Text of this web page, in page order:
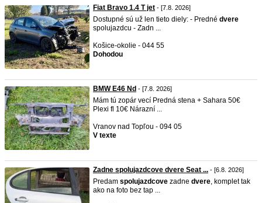
Fiat Bravo 1.4 T jet - [7.8. 2026]
Dostupné sú už len tieto diely: - Predné dvere
spolujazdcu - Zadn ...
Košice-okolie - 044 55
Dohodou
BMW E46 Nd - [7.8. 2026]
Mám tú zopár vecí Predná stena + Sahara 50€
Plexi fl 10€ Nárazní ...
Vranov nad Topľou - 094 05
V texte
Zadne spolujazdcove dvere Seat ... - [6.8. 2026]
Predam spolujazdcove zadne dvere, komplet tak
ako na foto bez tap ...